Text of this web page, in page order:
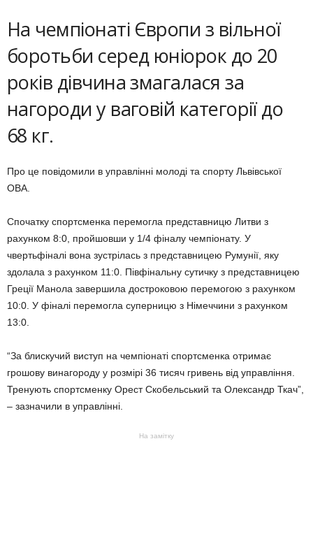
На чемпіонаті Європи з вільної
боротьби серед юніорок до 20
років дівчина змагалася за
нагороди у ваговій категорії до
68 кг.
Про це повідомили в управлінні молоді та спорту Львівської
ОВА.
Спочатку спортсменка перемогла представницю Литви з
рахунком 8:0, пройшовши у 1/4 фіналу чемпіонату. У
чвертьфіналі вона зустрілась з представницею Румунії, яку
здолала з рахунком 11:0. Півфінальну сутичку з представницею
Греції Манола завершила достроковою перемогою з рахунком
10:0. У фіналі перемогла суперницю з Німеччини з рахунком
13:0.
“За блискучий виступ на чемпіонаті спортсменка отримає
грошову винагороду у розмірі 36 тисяч гривень від управління.
Тренують спортсменку Орест Скобельський та Олександр Ткач”,
– зазначили в управлінні.
На замітку